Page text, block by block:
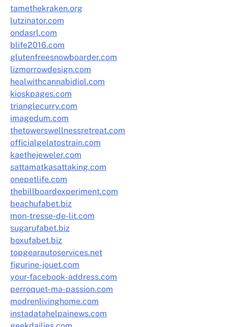
tamethekraken.org
lutzinator.com
ondasrl.com
blife2016.com
glutenfreesnowboarder.com
lizmorrowdesign.com
healwithcannabidiol.com
kioskpages.com
trianglecurry.com
imagedum.com
thetowerswellnessretreat.com
officialgelatostrain.com
kaethejeweler.com
sattamatkasattaking.com
onepetlife.com
thebillboardexperiment.com
beachufabet.biz
mon-tresse-de-lit.com
sugarufabet.biz
boxufabet.biz
topgearautoservices.net
figurine-jouet.com
your-facebook-address.com
perroquet-ma-passion.com
modrenlivinghome.com
instadatahelpainews.com